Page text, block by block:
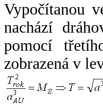
Vypočítanou
nachází
pomocí
zobrazená v